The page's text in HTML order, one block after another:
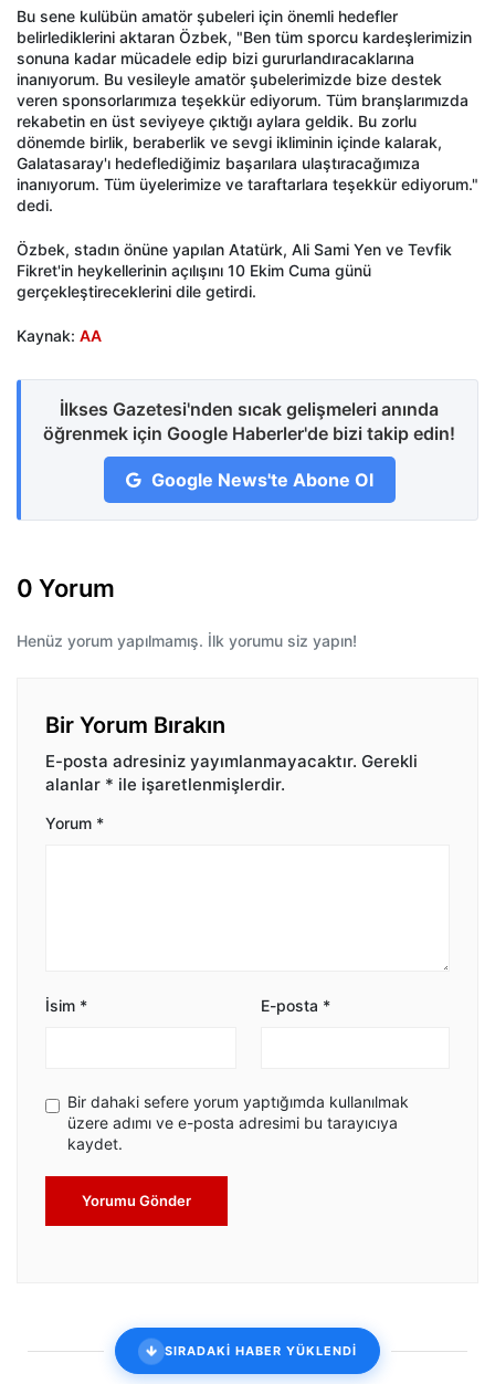
Bu sene kulübün amatör şubeleri için önemli hedefler
belirlediklerini aktaran Özbek, "Ben tüm sporcu kardeşlerimizin
sonuna kadar mücadele edip bizi gururlandıracaklarına
inanıyorum. Bu vesileyle amatör şubelerimizde bize destek
veren sponsorlarımıza teşekkür ediyorum. Tüm branşlarımızda
rekabetin en üst seviyeye çıktığı aylara geldik. Bu zorlu
dönemde birlik, beraberlik ve sevgi ikliminin içinde kalarak,
Galatasaray'ı hedeflediğimiz başarılara ulaştıracağımıza
inanıyorum. Tüm üyelerimize ve taraftarlara teşekkür ediyorum."
dedi.
Özbek, stadın önüne yapılan Atatürk, Ali Sami Yen ve Tevfik
Fikret'in heykellerinin açılışını 10 Ekim Cuma günü
gerçekleştireceklerini dile getirdi.
Kaynak: AA
İlkses Gazetesi'nden sıcak gelişmeleri anında
öğrenmek için Google Haberler'de bizi takip edin!
Google News'te Abone Ol
0 Yorum
Henüz yorum yapılmamış. İlk yorumu siz yapın!
Bir Yorum Bırakın
E-posta adresiniz yayımlanmayacaktır. Gerekli
alanlar * ile işaretlenmişlerdir.
Yorum *
İsim * E-posta *
Bir dahaki sefere yorum yaptığımda kullanılmak
üzere adımı ve e-posta adresimi bu tarayıcıya
kaydet.
Yorumu Gönder
SIRADAKİ HABER YÜKLENDİ